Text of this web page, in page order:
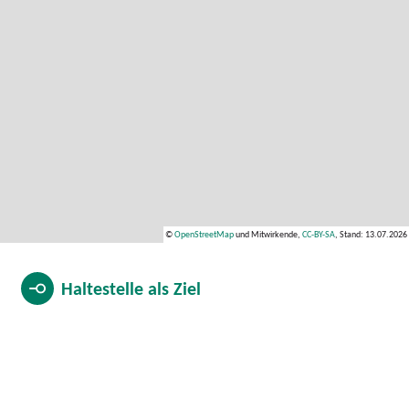
©OpenStreetMapund Mitwirkende, CC-BY-SA, Stand: 13.07.2026
Haltestelle alsZiel